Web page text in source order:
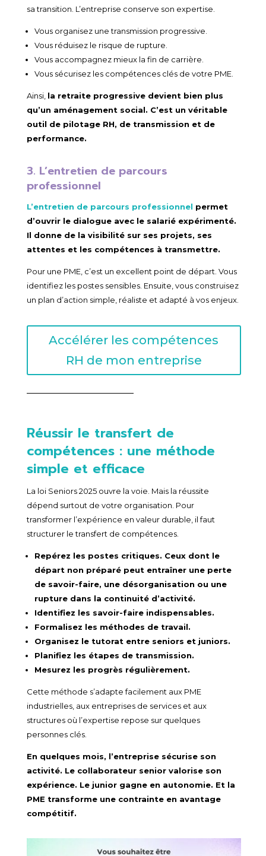
sa transition. L’entreprise conserve son expertise.
Vous organisez une transmission progressive.
Vous réduisez le risque de rupture.
Vous accompagnez mieux la fin de carrière.
Vous sécurisez les compétences clés de votre PME.
Ainsi, la retraite progressive devient bien plus
qu’un aménagement social. C’est un véritable
outil de pilotage RH, de transmission et de
performance.
3. L’entretien de parcours
professionnel
L’entretien de parcours professionnel permet
d’ouvrir le dialogue avec le salarié expérimenté.
Il donne de la visibilité sur ses projets, ses
attentes et les compétences à transmettre.
Pour une PME, c’est un excellent point de départ. Vous
identifiez les postes sensibles. Ensuite, vous construisez
un plan d’action simple, réaliste et adapté à vos enjeux.
Accélérer les compétences
RH de mon entreprise
Réussir le transfert de
compétences : une méthode
simple et efficace
La loi Seniors 2025 ouvre la voie. Mais la réussite
dépend surtout de votre organisation. Pour
transformer l’expérience en valeur durable, il faut
structurer le transfert de compétences.
Repérez les postes critiques. Ceux dont le
départ non préparé peut entraîner une perte
de savoir-faire, une désorganisation ou une
rupture dans la continuité d’activité.
Identifiez les savoir-faire indispensables.
Formalisez les méthodes de travail.
Organisez le tutorat entre seniors et juniors.
Planifiez les étapes de transmission.
Mesurez les progrès régulièrement.
Cette méthode s’adapte facilement aux PME
industrielles, aux entreprises de services et aux
structures où l’expertise repose sur quelques
personnes clés.
En quelques mois, l’entreprise sécurise son
activité. Le collaborateur senior valorise son
expérience. Le junior gagne en autonomie. Et la
PME transforme une contrainte en avantage
compétitif.